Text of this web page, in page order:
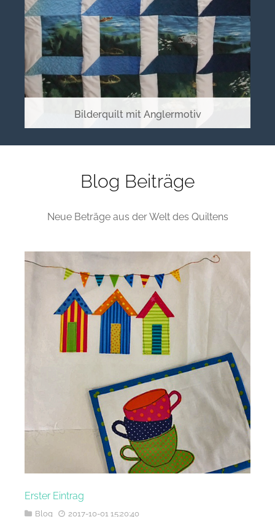
Bilderquilt mit Anglermotiv
Blog Beiträge
Neue Beträge aus der Welt des Quiltens
Erster Eintrag
Blog 2017-10-01 15:20:40